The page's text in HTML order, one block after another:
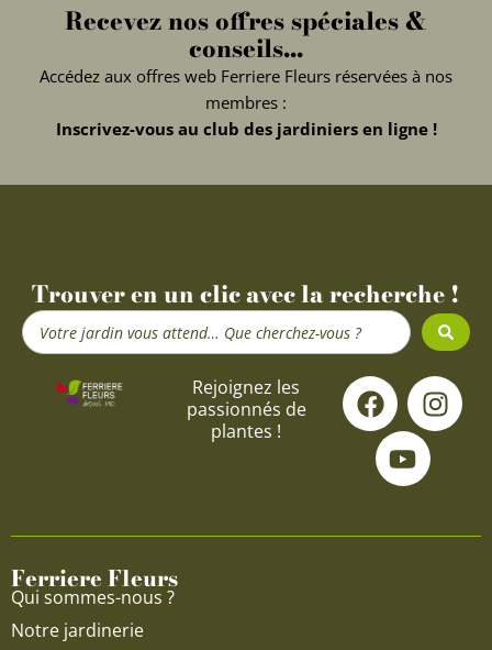
Recevez nos offres spéciales &
conseils...
Accédez aux offres web Ferriere Fleurs réservées à nos
membres :
Inscrivez-vous au club des jardiniers en ligne !
Trouver en un clic avec la recherche !
Search
...
Rejoignez les
passionnés de
plantes !
F
a
c
e
o
I
n
s
g
Y
o
u
t
u
b
Ferriere Fleurs
Qui sommes-nous ?
Notre jardinerie